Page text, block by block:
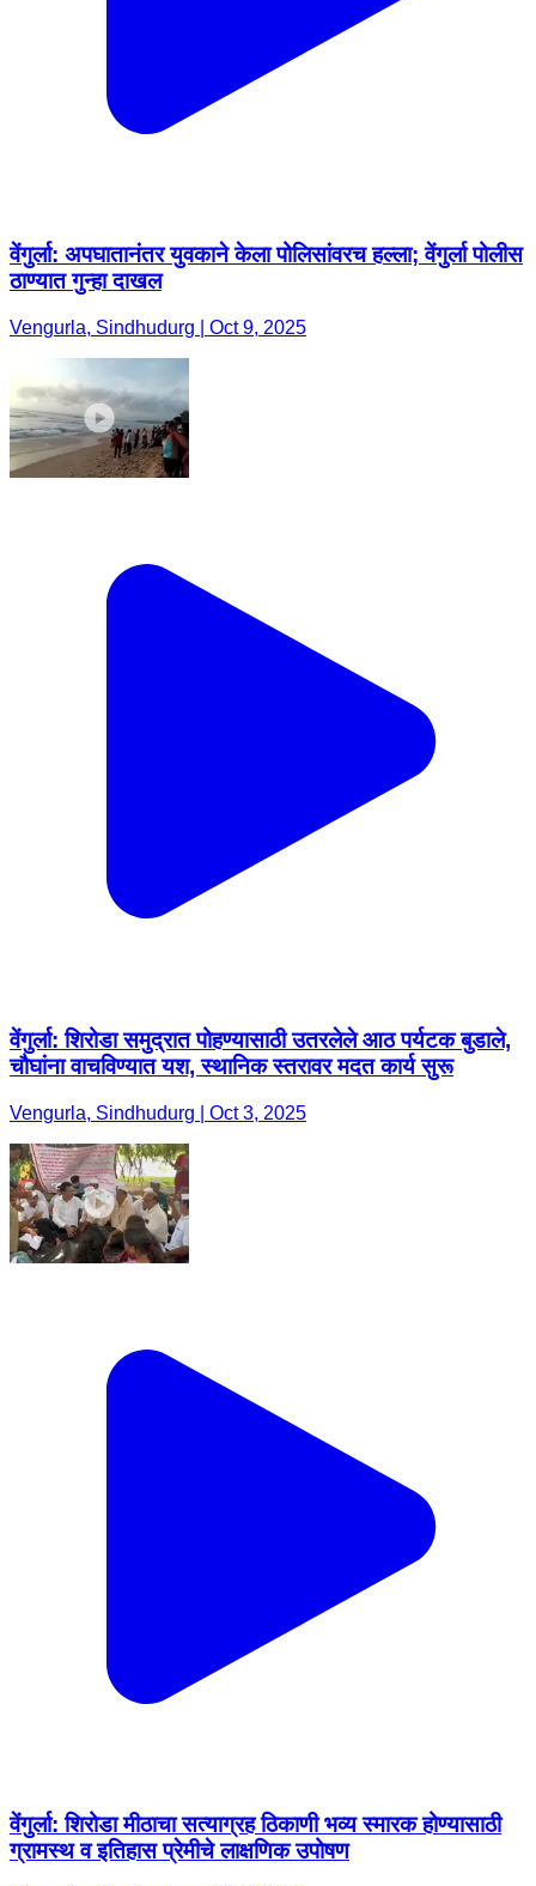
वेंगुर्ला: अपघातानंतर युवकाने केला पोलिसांवरच हल्ला; वेंगुर्ला पोलीस
ठाण्यात गुन्हा दाखल
Vengurla, Sindhudurg | Oct 9, 2025
वेंगुर्ला: शिरोडा समुद्रात पोहण्यासाठी उतरलेले आठ पर्यटक बुडाले,
चौघांना वाचविण्यात यश, स्थानिक स्तरावर मदत कार्य सुरू
Vengurla, Sindhudurg | Oct 3, 2025
वेंगुर्ला: शिरोडा मीठाचा सत्याग्रह ठिकाणी भव्य स्मारक होण्यासाठी
ग्रामस्थ व इतिहास प्रेमीचे लाक्षणिक उपोषण